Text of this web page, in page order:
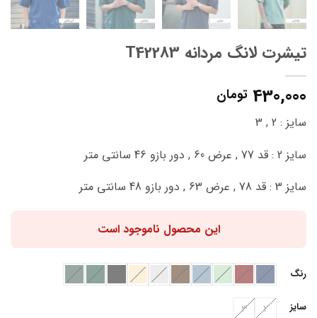
تیشرت لانگ مردانه T42283
430,000 تومان
سایز : 2 , 3
سایز 2 : قد 77 , عرض 60 , دور بازو 46 سانتی متر
سایز 3 : قد 78 , عرض 63 , دور بازو 48 سانتی متر
این محصول ناموجود است
رنگ
سایز 2
3